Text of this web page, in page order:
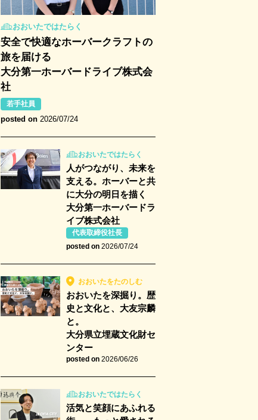
おおいたではたらく
安全で快適なホーバークラフトの
旅を届ける
大分第一ホーバードライブ株式会
社
若手社員
posted on 2026/07/24
おおいたではたらく
人がつながり、未来を
支える。ホーバーと共
に大分の明日を描く
大分第一ホーバードラ
イブ株式会社
代表取締役社長
posted on 2026/07/24
おおいたをたのしむ
おおいたを深掘り。歴
史と文化と、大友宗麟
と。
大分県立埋蔵文化財セ
ンター
posted on 2026/06/26
おおいたではたらく
活気と笑顔にあふれる